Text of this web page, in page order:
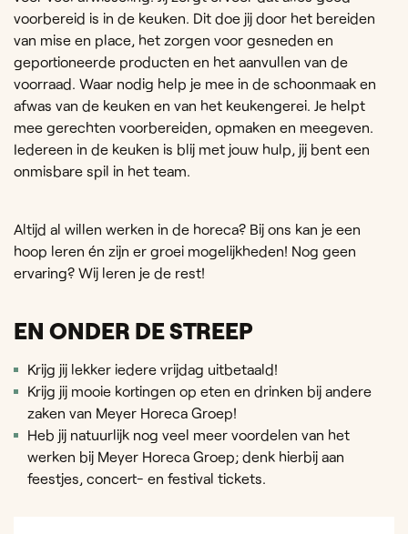
voorbereid is in de keuken. Dit doe jij door het bereiden
van mise en place, het zorgen voor gesneden en
geportioneerde producten en het aanvullen van de
voorraad. Waar nodig help je mee in de schoonmaak en
afwas van de keuken en van het keukengerei. Je helpt
mee gerechten voorbereiden, opmaken en meegeven.
Iedereen in de keuken is blij met jouw hulp, jij bent een
onmisbare spil in het team.
Altijd al willen werken in de horeca? Bij ons kan je een
hoop leren én zijn er groei mogelijkheden! Nog geen
ervaring? Wij leren je de rest!
EN ONDER DE STREEP
Krijg jij lekker iedere vrijdag uitbetaald!
Krijg jij mooie kortingen op eten en drinken bij andere
zaken van Meyer Horeca Groep!
Heb jij natuurlijk nog veel meer voordelen van het
werken bij Meyer Horeca Groep; denk hierbij aan
feestjes, concert- en festival tickets.